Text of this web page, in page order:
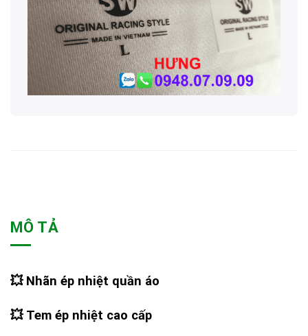
MÔ TẢ
💥Nhãn ép nhiệt quần áo
💥Tem ép nhiệt cao cấp